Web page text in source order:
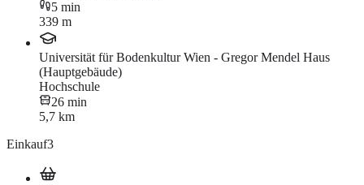
5 min
339 m
Universität für Bodenkultur Wien - Gregor Mendel Haus
(Hauptgebäude)
Hochschule
26 min
5,7 km
Einkauf3